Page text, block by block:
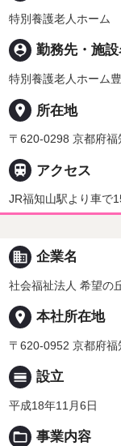
特別養護老人ホーム
person_pin 勤務先・施設
特別養護老人ホーム
place 所在地
〒620-0298 京都府
 アクセス
JR福知山駅より車で
business 企業名
社会福祉法人 希望の
place 本社所在地
〒620-0952 京都府
calendar_view_day 設立
平成18年11月6日
folder_open 事業内容